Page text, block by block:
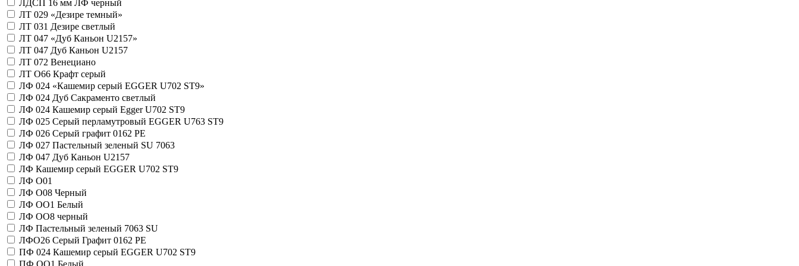
ЛДСП 16 мм ЛФ черный
ЛТ 029 «Дезире темный»
ЛТ 031 Дезире светлый
ЛТ 047 «Дуб Каньон U2157»
ЛТ 047 Дуб Каньон U2157
ЛТ 072 Венециано
ЛТ О66 Крафт серый
ЛФ 024 «Кашемир серый EGGER U702 ST9»
ЛФ 024 Дуб Сакраменто светлый
ЛФ 024 Кашемир серый Egger U702 ST9
ЛФ 025 Серый перламутровый EGGER U763 ST9
ЛФ 026 Серый графит 0162 РE
ЛФ 027 Пастельный зеленый SU 7063
ЛФ 047 Дуб Каньон U2157
ЛФ Кашемир серый EGGER U702 ST9
ЛФ О01
ЛФ О08 Черный
ЛФ ОО1 Белый
ЛФ ОО8 черный
ЛФ Пастельный зеленый 7063 SU
ЛФО26 Серый Графит 0162 РE
ПФ 024 Кашемир серый EGGER U702 ST9
ПФ ОО1 Белый